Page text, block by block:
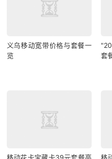
义乌移动宽带价格与套餐一
览
套
移动花卡宝藏卡39元套餐高 移